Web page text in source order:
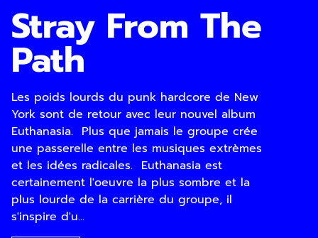
Stray From The
Path
Les poids lourds du punk hardcore de New
York sont de retour avec leur nouvel album
Euthanasia. Plus que jamais le groupe crée
une passerelle entre les musiques extrèmes
et les idées radicales. Euthanasia est
certainement l'oeuvre la plus sombre et la
plus lourde de la carrière du groupe, il
s'inspire d'u...
Inscription
Newsletter